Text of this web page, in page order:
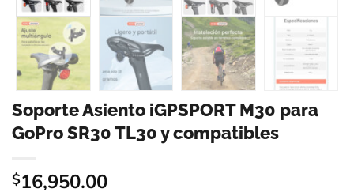
Soporte Asiento iGPSPORT M30 para
GoPro SR30 TL30 y compatibles
$16,950.00